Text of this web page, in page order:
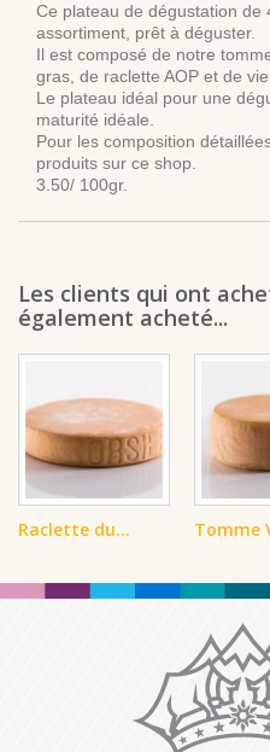
Ce plateau de dégustation de
assortiment, prêt à déguster.
Il est composé de notre
gras, de raclette AOP et de
Le plateau idéal pour une
maturité idéale.
Pour les composition
produits sur ce shop.
3.50/ 100gr.
Les clients qui ont
également acheté...
Raclette du... Tomme